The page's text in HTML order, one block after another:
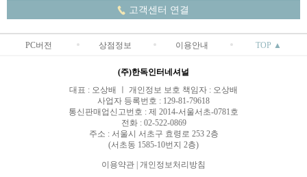
고객센터 연결
PC버전 상점정보 이용안내 TOP ▲
(주)한독인터네셔널
대표 : 오상배 ㅣ 개인정보 보호 책임자 : 오상배
사업자 등록번호 : 129-81-79618
통신판매업신고번호 : 제 2014-서울서초-0781호
전화 : 02-522-0869
주소 : 서울시 서초구 효령로 253 2층
(서초동 1585-10번지 2층)
이용약관 | 개인정보처리방침